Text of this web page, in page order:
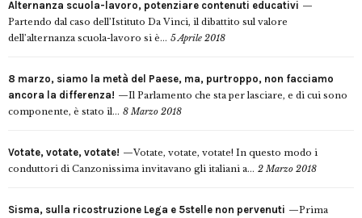
Alternanza scuola-lavoro, potenziare contenuti educativi
Partendo dal caso dell’Istituto Da Vinci, il dibattito sul valore
dell’alternanza scuola-lavoro si è... 5 Aprile 2018
8 marzo, siamo la metà del Paese, ma, purtroppo, non facciamo
ancora la differenza!
Il Parlamento che sta per lasciare, e di cui sono
componente, è stato il... 8 Marzo 2018
Votate, votate, votate!
Votate, votate, votate! In questo modo i
conduttori di Canzonissima invitavano gli italiani a... 2 Marzo 2018
Sisma, sulla ricostruzione Lega e 5stelle non pervenuti
Prima